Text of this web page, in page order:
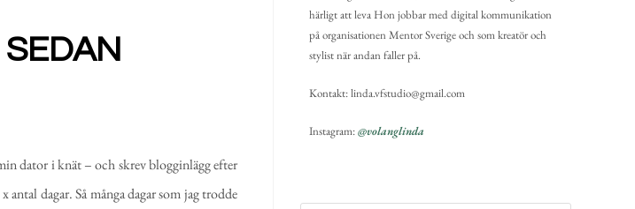
dator i knät – och skrev blogginlägg efter
dagar. Så många dagar som jag trodde
härligt att leva Hon jobbar med digital kommunikation
på organisationen Mentor Sverige och som kreatör och
stylist när andan faller på.
Kontakt: linda.vfstudio@gmail.com
Instagram:@volanglinda